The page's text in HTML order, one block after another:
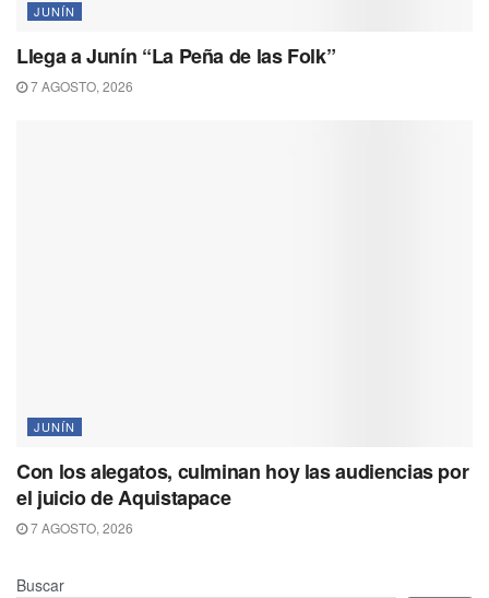
JUNÍN
Llega a Junín “La Peña de las Folk”
7 AGOSTO, 2026
JUNÍN
Con los alegatos, culminan hoy las audiencias por
el juicio de Aquistapace
7 AGOSTO, 2026
Buscar